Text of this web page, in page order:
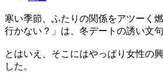
寒い季節、ふたりの関係をアツーく
行かない？」は、冬デートの誘い文
とはいえ、そこにはやっぱり女性の
した。